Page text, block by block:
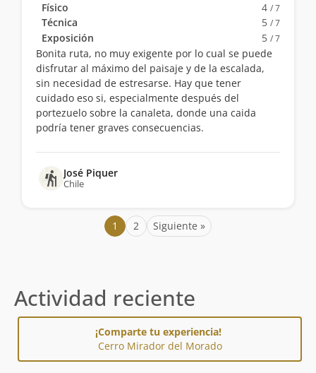
Físico 4 / 7
Técnica 5 / 7
Exposición 5 / 7
Bonita ruta, no muy exigente por lo cual se puede
disfrutar al máximo del paisaje y de la escalada,
sin necesidad de estresarse. Hay que tener
cuidado eso si, especialmente después del
portezuelo sobre la canaleta, donde una caida
podría tener graves consecuencias.
José Piquer
Chile
1 2 Siguiente »
Actividad reciente
¡Comparte tu experiencia!
Cerro Mirador del Morado